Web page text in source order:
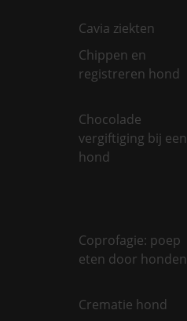
Cavia ziekten
Chippen en
registreren hond
Chocolade
vergiftiging bij een
hond
Coprofagie: poep
eten door honden
Crematie hond